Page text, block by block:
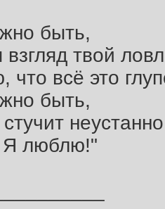
быть,
взгляд твой
что всё это
быть,
неустанно
люблю!"